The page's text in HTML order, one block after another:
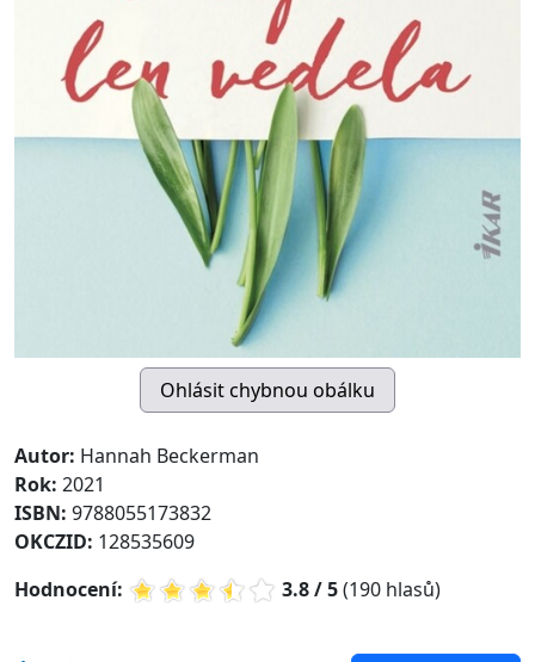
Autor: Hannah Beckerman
Rok: 2021
ISBN: 9788055173832
OKCZID: 128535609
Hodnocení:
3.8 / 5(190 hlasů)